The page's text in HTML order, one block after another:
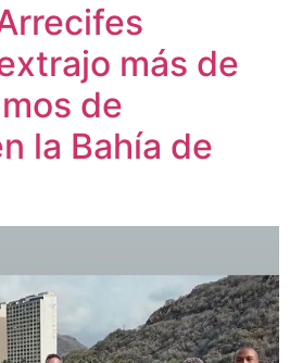
más de
de
la Bahía de